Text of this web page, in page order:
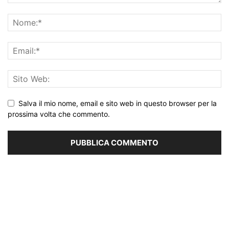
Salva il mio nome, email e sito web in questo browser per la
prossima volta che commento.